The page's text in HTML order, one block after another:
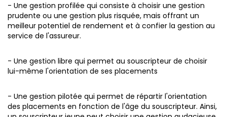
- Une gestion profilée qui consiste à choisir une gestion
prudente ou une gestion plus risquée, mais offrant un
meilleur potentiel de rendement et à confier la gestion au
service de l'assureur.
- Une gestion libre qui permet au souscripteur de choisir
lui-même l'orientation de ses placements
- Une gestion pilotée qui permet de répartir l'orientation
des placements en fonction de l'âge du souscripteur. Ainsi,